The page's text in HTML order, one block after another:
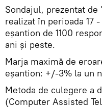
Sondajul, prezentat de
realizat în perioada 17
eşantion de 1100
ani şi peste.
Marja maximă de
eșantion: +/-3% la un
Metoda de culegere a
(Computer Assisted